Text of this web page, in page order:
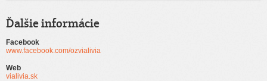
Ďalšie informácie
Facebook
www.facebook.com/ozvialivia
Web
vialivia.sk